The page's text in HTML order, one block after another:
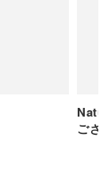
Natural
ござ